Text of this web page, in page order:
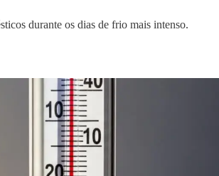
durante os dias de frio mais intenso.